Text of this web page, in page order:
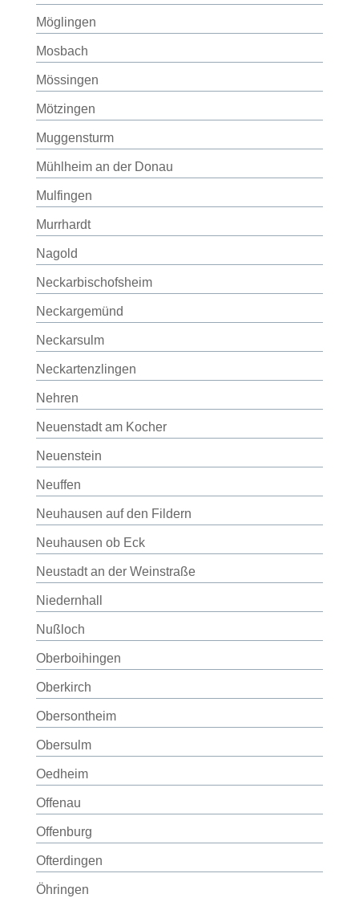
Möglingen
Mosbach
Mössingen
Mötzingen
Muggensturm
Mühlheim an der Donau
Mulfingen
Murrhardt
Nagold
Neckarbischofsheim
Neckargemünd
Neckarsulm
Neckartenzlingen
Nehren
Neuenstadt am Kocher
Neuenstein
Neuffen
Neuhausen auf den Fildern
Neuhausen ob Eck
Neustadt an der Weinstraße
Niedernhall
Nußloch
Oberboihingen
Oberkirch
Obersontheim
Obersulm
Oedheim
Offenau
Offenburg
Ofterdingen
Öhringen